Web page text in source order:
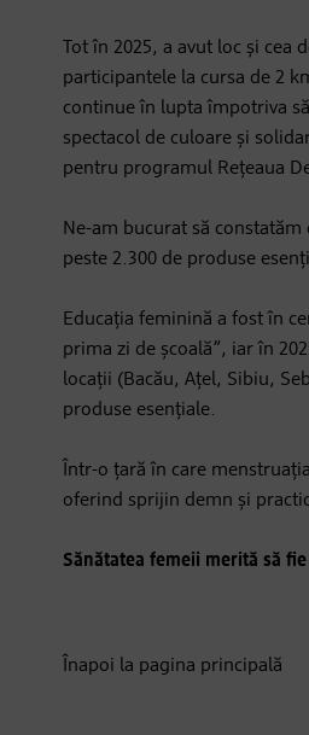
Tot în 2025, a avut loc și cea
participantele la cursa de 2
continue în lupta împotriva
spectacol de culoare și
pentru programul Rețeaua
Ne-am bucurat să
peste 2.300 de produse
Educația feminină a fost în
prima zi de școală”, iar în
locații (Bacău, Ațel, Sibiu,
produse esențiale.
Într-o țară în care
oferind sprijin demn și
Sănătatea femeii merită să
Înapoi la pagina principală